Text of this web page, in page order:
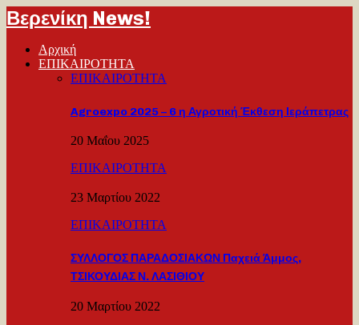
Βερενίκη News!
Αρχική
ΕΠΙΚΑΙΡΟΤΗΤΑ
ΕΠΙΚΑΙΡΟΤΗΤΑ
Agroexpo 2025 – 6 η Αγροτική Έκθεση Ιεράπετρας
20 Μαΐου 2025
ΕΠΙΚΑΙΡΟΤΗΤΑ
23 Μαρτίου 2022
ΕΠΙΚΑΙΡΟΤΗΤΑ
ΣΥΛΛΟΓΟΣ ΠΑΡΑΔΟΣΙΑΚΩΝ Παχειά Άμμος,
ΤΣΙΚΟΥΔΙΑΣ Ν. ΛΑΣΙΘΙΟΥ
20 Μαρτίου 2022